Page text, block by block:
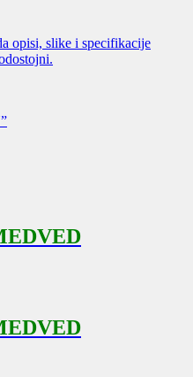
opisi, slike i specifikacije